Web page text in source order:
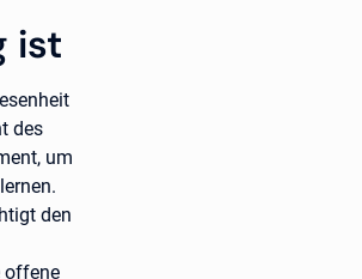
ist
des
um
den
offene